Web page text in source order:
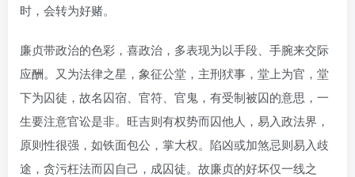
时，会转为好赌。
廉贞带政治的色彩，喜政治，多表现为以手段、手腕来交际
应酬。又为法律之星，象征公堂，主刑犾事，堂上为官，堂
下为囚徒，故名囚宿、官符、官鬼，有受制被囚的意思，一
生要注意官讼是非。旺吉则有权势而囚他人，易入政法界，
原则性很强，如铁面包公，掌大权。陷凶或加煞忌则易入歧
途，贪污枉法而囚自己，成囚徒。故廉贞的好坏仅一线之